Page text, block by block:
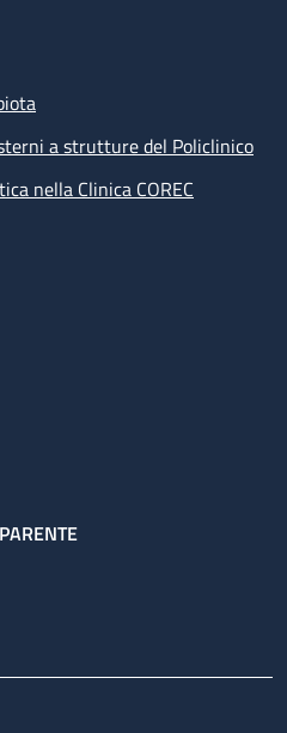
a strutture del Policlinico
nella Clinica COREC